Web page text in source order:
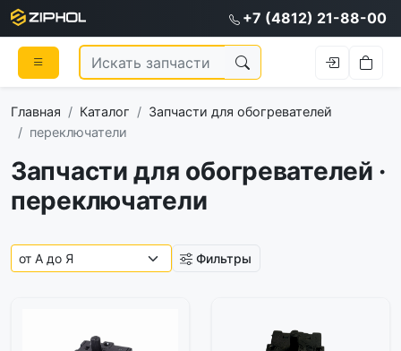
+7 (4812) 21-88-00
Главная Каталог
Запчасти для обогревателей
переключатели
Запчасти для обогревателей ·
переключатели
Фильтры